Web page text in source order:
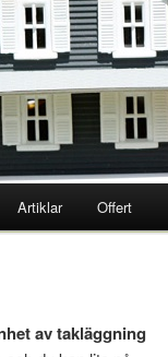
Artiklar Offert
av takläggning